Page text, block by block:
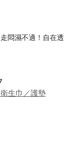
悶濕不適！自在透
衛生巾／護墊